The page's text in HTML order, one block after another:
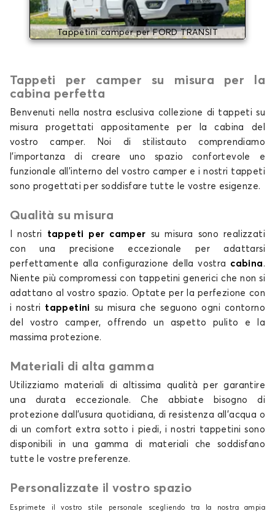
Tappetini camper per FORD TRANSIT
Tappeti per camper su misura per la
cabina perfetta
Benvenuti nella nostra esclusiva collezione di tappeti su
misura progettati appositamente per la cabina del
vostro camper. Noi di stilistauto comprendiamo
l'importanza di creare uno spazio confortevole e
funzionale all'interno del vostro camper e i nostri tappeti
sono progettati per soddisfare tutte le vostre esigenze.
Qualità su misura
I nostri tappeti per camper su misura sono realizzati
con una precisione eccezionale per adattarsi
perfettamente alla configurazione della vostra cabina .
Niente più compromessi con tappetini generici che non si
adattano al vostro spazio. Optate per la perfezione con
i nostri tappetini su misura che seguono ogni contorno
del vostro camper, offrendo un aspetto pulito e la
massima protezione.
Materiali di alta gamma
Utilizziamo materiali di altissima qualità per garantire
una durata eccezionale. Che abbiate bisogno di
protezione dall'usura quotidiana, di resistenza all'acqua o
di un comfort extra sotto i piedi, i nostri tappetini sono
disponibili in una gamma di materiali che soddisfano
tutte le vostre preferenze.
Personalizzate il vostro spazio
Esprimete il vostro stile personale scegliendo tra la nostra ampia